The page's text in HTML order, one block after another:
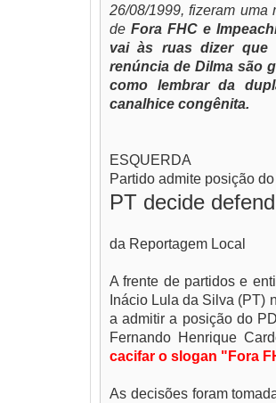
26/08/1999, fizeram uma
de Fora FHC e
vai às ruas dizer que
renúncia de Dilma são
como lembrar da
canalhice congênita.
ESQUERDA
Partido admite posição
PT decide
da Reportagem Local
A frente de partidos e
Inácio Lula da Silva (PT)
a admitir a posição do
Fernando Henrique
cacifar o slogan "Fora
As decisões foram